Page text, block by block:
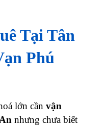
Tại Tân
Phú
lớn cần vận
nhưng chưa biết